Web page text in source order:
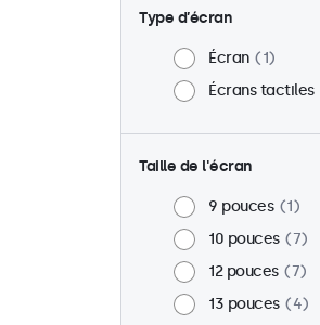
Type d’écran
Écran
1
Écrans tactiles
Taille de l'écran
9 pouces
1
10 pouces
7
12 pouces
7
13 pouces
4